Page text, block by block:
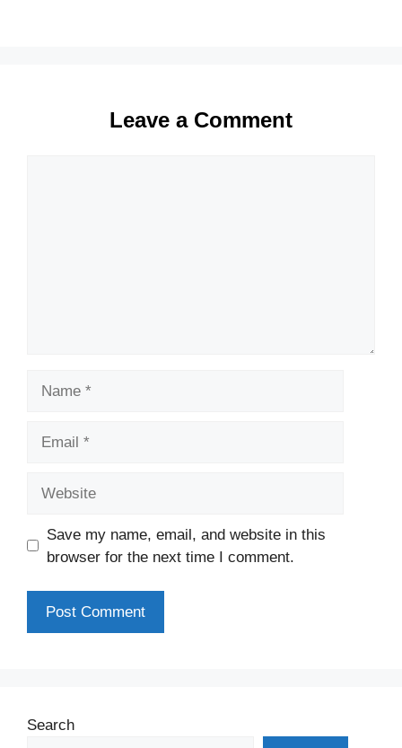
Leave a Comment
Save my name, email, and website in this
browser for the next time I comment.
Search